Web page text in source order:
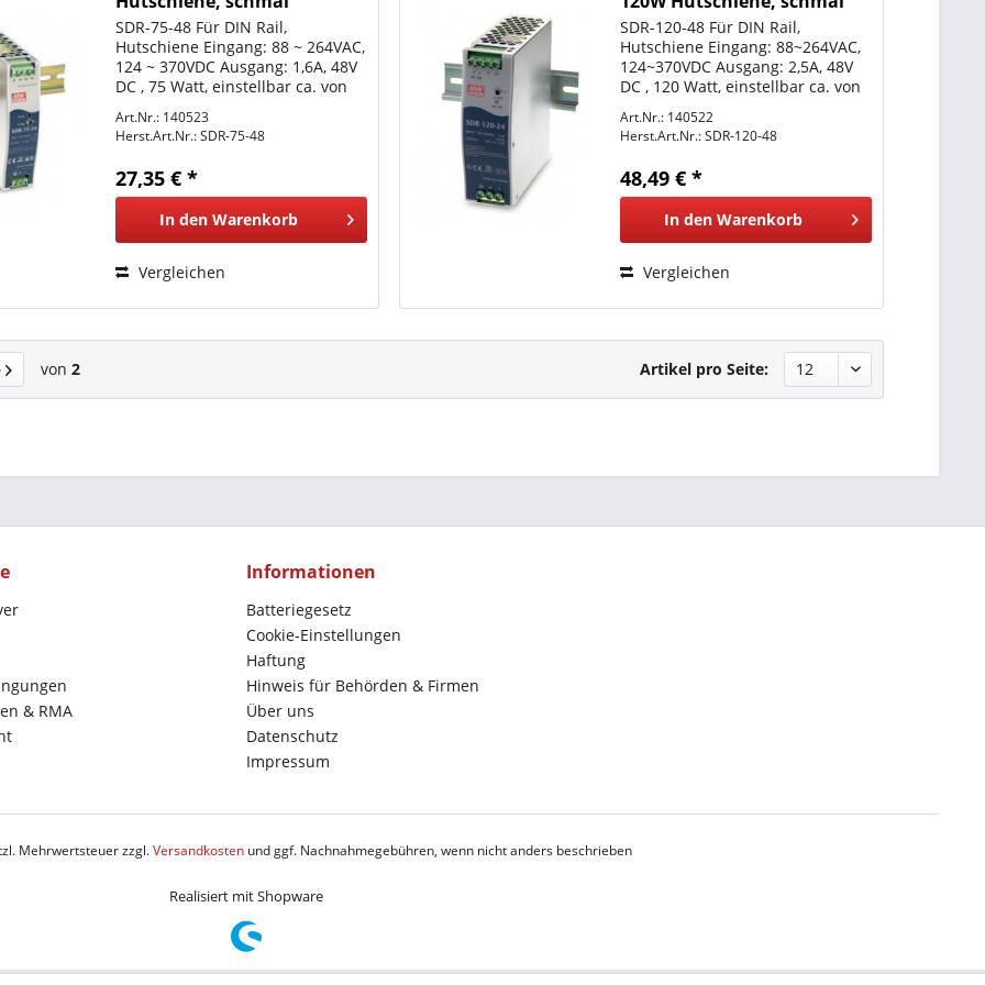
SDR-75-48 Für DIN Rail,
Hutschiene Eingang: 88 ~ 264VAC,
124 ~ 370VDC Ausgang: 1,6A, 48V
DC , 75 Watt, einstellbar ca. von
Umgebungstemperatur: -30°C ~
+70°C, für ausreichende Lüftung
sorgen. LxBxH 32 x 125,2 x 12
mm...
Art.Nr.: 140523
Herst.Art.Nr.:SDR-75-48
27,35 € *
In den Warenkorb
Vergleichen
SDR-120-48 Für DIN Rail,
Hutschiene Eingang: 88~264VAC,
124~370VDC Ausgang: 2,5A, 48V
DC , 120 Watt, einstellbar ca. von
Umgebungstemperatur:
-25°C~+70°C, für ausreichende
Lüftung sorgen. LxBxH 40 x 125,2
x 113,5 mm...
Art.Nr.: 140522
Herst.Art.Nr.:SDR-120-48
48,49 € *
In den Warenkorb
Vergleichen
von 2 Artikel pro Seite:
& RMA
Informationen
Batteriegesetz
Cookie-Einstellungen
Haftung
Hinweis für Behörden & Firmen
Über uns
Datenschutz
Impressum
Mehrwertsteuer zzgl.Versandkostenund ggf. Nachnahmegebühren, wenn nicht anders beschrieben
Realisiert mit Shopware